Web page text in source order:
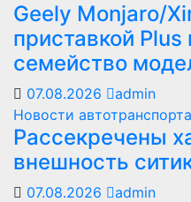
Geely Monjaro/
приставкой Plus
семейство
07.08.2026
admin
Новости автотранспорта
Рассекречены
внешность
07.08.2026
admin